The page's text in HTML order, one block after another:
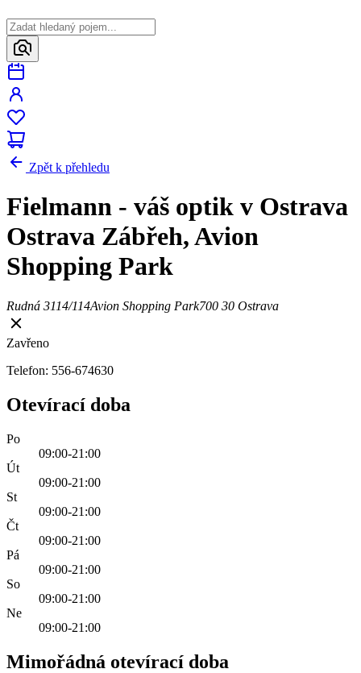
Zpět k přehledu
Fielmann - váš optik v Ostrava
Ostrava Zábřeh, Avion
Shopping Park
Rudná 3114/114Avion Shopping Park700 30 Ostrava
Zavřeno
Telefon: 556-674630
Otevírací doba
Po
09:00-21:00
Út
09:00-21:00
St
09:00-21:00
Čt
09:00-21:00
Pá
09:00-21:00
So
09:00-21:00
Ne
09:00-21:00
Mimořádná otevírací doba